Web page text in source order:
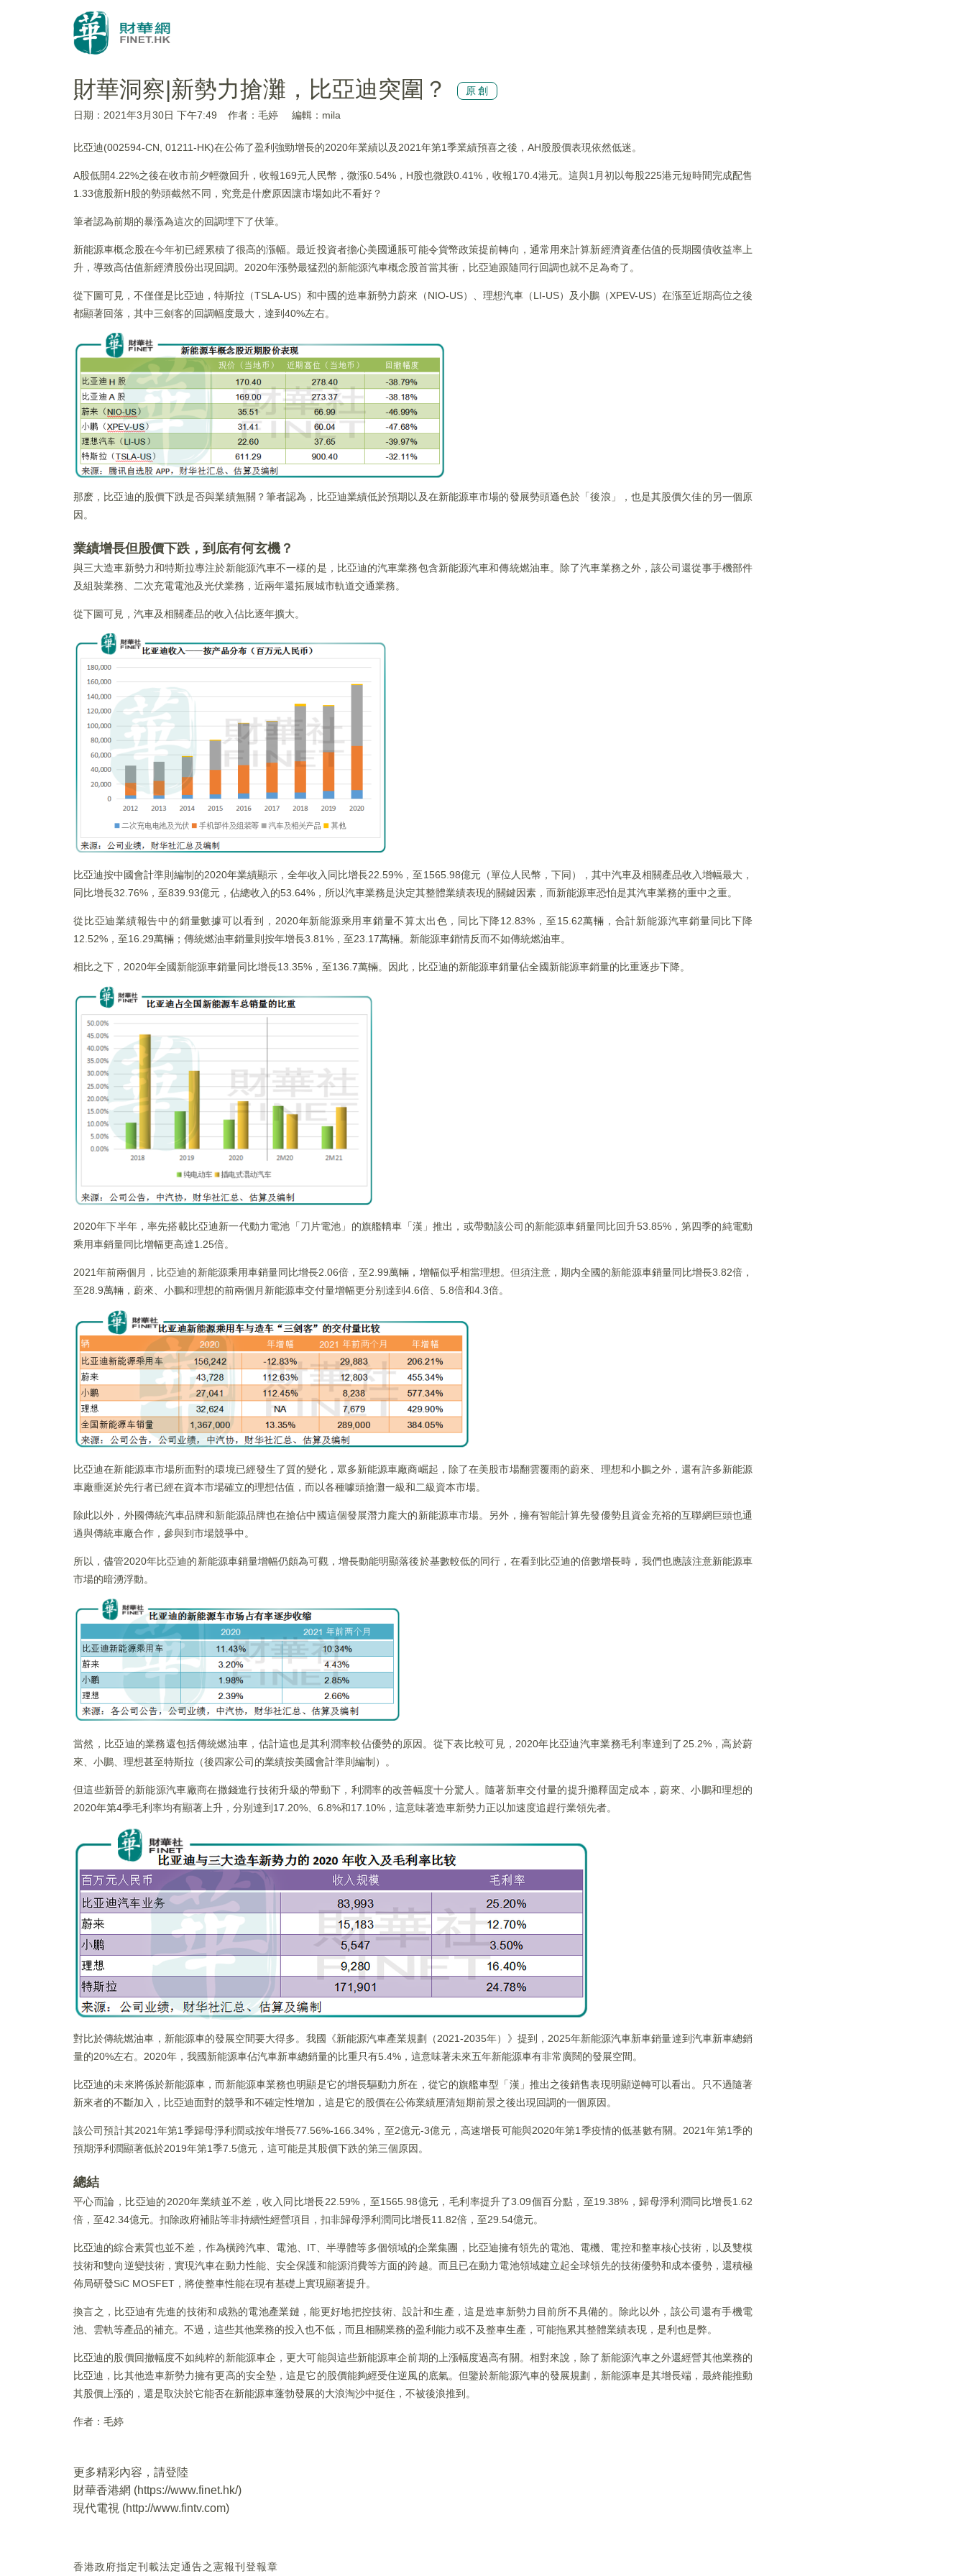
財華洞察|新勢力搶灘，比亞迪突圍？ 原創
日期：2021年3月30日 下午7:49 作者：毛婷 編輯：mila
比亞迪(002594-CN, 01211-HK)在公佈了盈利強勁增長的2020年業績以及2021年第1季業績預喜之後，AH股股價表現依然低迷。
A股低開4.22%之後在收市前夕輕微回升，收報169元人民幣，微漲0.54%，H股也微跌0.41%，收報170.4港元。這與1月初以每股225港元短時間完成配售
1.33億股新H股的勢頭截然不同，究竟是什麽原因讓市場如此不看好？
筆者認為前期的暴漲為這次的回調埋下了伏筆。
新能源車概念股在今年初已經累積了很高的漲幅。最近投資者擔心美國通脹可能令貨幣政策提前轉向，通常用來計算新經濟資產估值的長期國債收益率上
升，導致高估值新經濟股份出現回調。2020年漲勢最猛烈的新能源汽車概念股首當其衝，比亞迪跟隨同行回調也就不足為奇了。
從下圖可見，不僅僅是比亞迪，特斯拉（TSLA-US）和中國的造車新勢力蔚來（NIO-US）、理想汽車（LI-US）及小鵬（XPEV-US）在漲至近期高位之後
都顯著回落，其中三劍客的回調幅度最大，達到40%左右。
那麽，比亞迪的股價下跌是否與業績無關？筆者認為，比亞迪業績低於預期以及在新能源車市場的發展勢頭遜色於「後浪」，也是其股價欠佳的另一個原
因。
業績增長但股價下跌，到底有何玄機？
與三大造車新勢力和特斯拉專注於新能源汽車不一樣的是，比亞迪的汽車業務包含新能源汽車和傳統燃油車。除了汽車業務之外，該公司還從事手機部件
及組裝業務、二次充電電池及光伏業務，近兩年還拓展城市軌道交通業務。
從下圖可見，汽車及相關產品的收入佔比逐年擴大。
比亞迪按中國會計準則編制的2020年業績顯示，全年收入同比增長22.59%，至1565.98億元（單位人民幣，下同），其中汽車及相關產品收入增幅最大，
同比增長32.76%，至839.93億元，佔總收入的53.64%，所以汽車業務是決定其整體業績表現的關鍵因素，而新能源車恐怕是其汽車業務的重中之重。
從比亞迪業績報告中的銷量數據可以看到，2020年新能源乘用車銷量不算太出色，同比下降12.83%，至15.62萬輛，合計新能源汽車銷量同比下降
12.52%，至16.29萬輛；傳統燃油車銷量則按年增長3.81%，至23.17萬輛。新能源車銷情反而不如傳統燃油車。
相比之下，2020年全國新能源車銷量同比增長13.35%，至136.7萬輛。因此，比亞迪的新能源車銷量佔全國新能源車銷量的比重逐步下降。
2020年下半年，率先搭載比亞迪新一代動力電池「刀片電池」的旗艦轎車「漢」推出，或帶動該公司的新能源車銷量同比回升53.85%，第四季的純電動
乘用車銷量同比增幅更高達1.25倍。
2021年前兩個月，比亞迪的新能源乘用車銷量同比增長2.06倍，至2.99萬輛，增幅似乎相當理想。但須注意，期内全國的新能源車銷量同比增長3.82倍，
至28.9萬輛，蔚來、小鵬和理想的前兩個月新能源車交付量增幅更分别達到4.6倍、5.8倍和4.3倍。
比亞迪在新能源車市場所面對的環境已經發生了質的變化，眾多新能源車廠商崛起，除了在美股市場翻雲覆雨的蔚來、理想和小鵬之外，還有許多新能源
車廠垂涎於先行者已經在資本市場確立的理想估值，而以各種噱頭搶灘一級和二級資本市場。
除此以外，外國傳統汽車品牌和新能源品牌也在搶佔中國這個發展潛力龐大的新能源車市場。另外，擁有智能計算先發優勢且資金充裕的互聯網巨頭也通
過與傳統車廠合作，參與到市場競爭中。
所以，儘管2020年比亞迪的新能源車銷量增幅仍頗為可觀，增長動能明顯落後於基數較低的同行，在看到比亞迪的倍數增長時，我們也應該注意新能源車
市場的暗湧浮動。
當然，比亞迪的業務還包括傳統燃油車，估計這也是其利潤率較佔優勢的原因。從下表比較可見，2020年比亞迪汽車業務毛利率達到了25.2%，高於蔚
來、小鵬、理想甚至特斯拉（後四家公司的業績按美國會計準則編制）。
但這些新晉的新能源汽車廠商在撒錢進行技術升級的帶動下，利潤率的改善幅度十分驚人。隨著新車交付量的提升攤釋固定成本，蔚來、小鵬和理想的
2020年第4季毛利率均有顯著上升，分别達到17.20%、6.8%和17.10%，這意味著造車新勢力正以加速度追趕行業領先者。
對比於傳統燃油車，新能源車的發展空間要大得多。我國《新能源汽車產業規劃（2021-2035年）》提到，2025年新能源汽車新車銷量達到汽車新車總銷
量的20%左右。2020年，我國新能源車佔汽車新車總銷量的比重只有5.4%，這意味著未來五年新能源車有非常廣闊的發展空間。
比亞迪的未來將係於新能源車，而新能源車業務也明顯是它的增長驅動力所在，從它的旗艦車型「漢」推出之後銷售表現明顯逆轉可以看出。只不過隨著
新來者的不斷加入，比亞迪面對的競爭和不確定性增加，這是它的股價在公佈業績厘清短期前景之後出現回調的一個原因。
該公司預計其2021年第1季歸母淨利潤或按年增長77.56%-166.34%，至2億元-3億元，高速增長可能與2020年第1季疫情的低基數有關。2021年第1季的
預期淨利潤顯著低於2019年第1季7.5億元，這可能是其股價下跌的第三個原因。
總結
平心而論，比亞迪的2020年業績並不差，收入同比增長22.59%，至1565.98億元，毛利率提升了3.09個百分點，至19.38%，歸母淨利潤同比增長1.62
倍，至42.34億元。扣除政府補貼等非持續性經營項目，扣非歸母淨利潤同比增長11.82倍，至29.54億元。
比亞迪的綜合素質也並不差，作為橫跨汽車、電池、IT、半導體等多個領域的企業集團，比亞迪擁有領先的電池、電機、電控和整車核心技術，以及雙模
技術和雙向逆變技術，實現汽車在動力性能、安全保護和能源消費等方面的跨越。而且已在動力電池領域建立起全球領先的技術優勢和成本優勢，還積極
佈局研發SiC MOSFET，將使整車性能在現有基礎上實現顯著提升。
換言之，比亞迪有先進的技術和成熟的電池產業鏈，能更好地把控技術、設計和生產，這是造車新勢力目前所不具備的。除此以外，該公司還有手機電
池、雲軌等產品的補充。不過，這些其他業務的投入也不低，而且相關業務的盈利能力或不及整車生產，可能拖累其整體業績表現，是利也是弊。
比亞迪的股價回撤幅度不如純粹的新能源車企，更大可能與這些新能源車企前期的上漲幅度過高有關。相對來說，除了新能源汽車之外還經營其他業務的
比亞迪，比其他造車新勢力擁有更高的安全墊，這是它的股價能夠經受住逆風的底氣。但鑒於新能源汽車的發展規劃，新能源車是其增長端，最終能推動
其股價上漲的，還是取決於它能否在新能源車蓬勃發展的大浪淘沙中挺住，不被後浪推到。
作者：毛婷
更多精彩內容，請登陸
財華香港網 (https://www.finet.hk/)
現代電視 (http://www.fintv.com)
香港政府指定刊載法定通告之憲報刊登報章